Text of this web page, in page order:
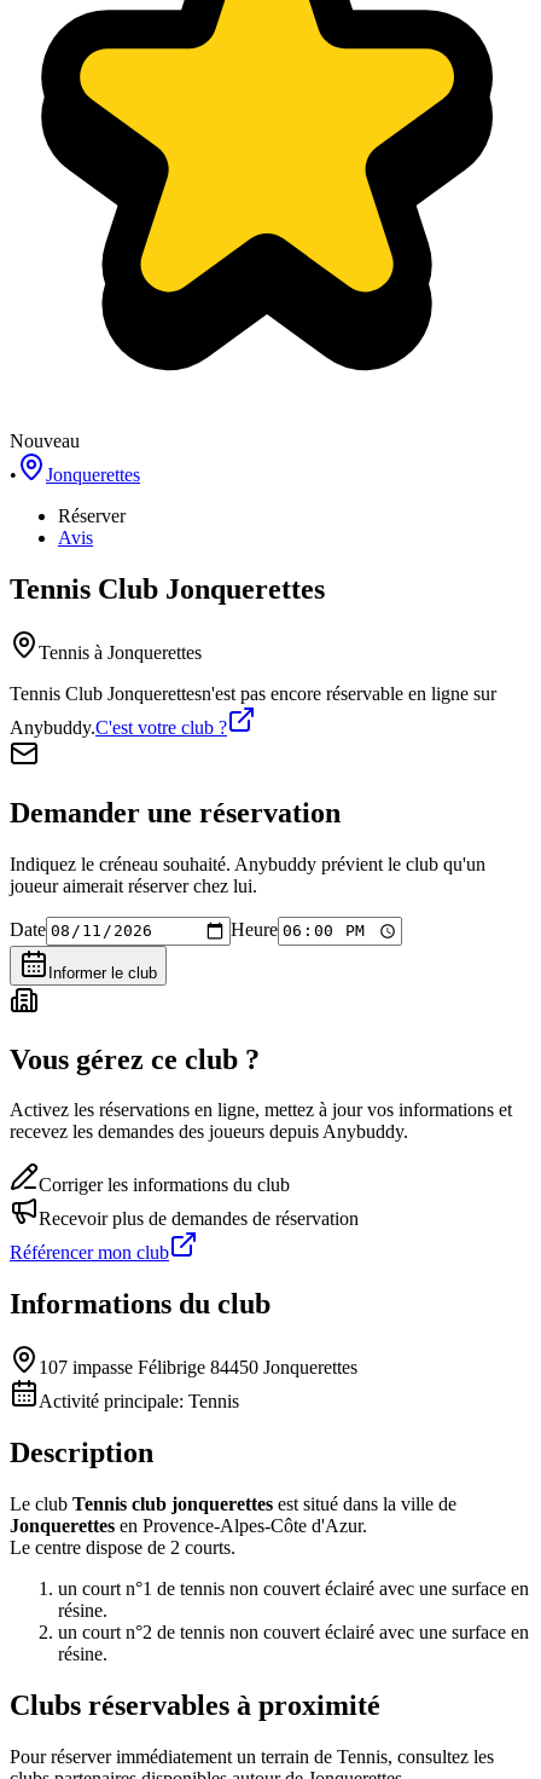
Nouveau
•
Jonquerettes
Réserver
Avis
Tennis Club Jonquerettes
Tennis à Jonquerettes
Tennis Club Jonquerettesn'est pas encore réservable en ligne sur
Anybuddy.C'est votre club ?
Demander une réservation
Indiquez le créneau souhaité. Anybuddy prévient le club qu'un
joueur aimerait réserver chez lui.
Date Heure
Informer le club
Vous gérez ce club ?
Activez les réservations en ligne, mettez à jour vos informations et
recevez les demandes des joueurs depuis Anybuddy.
Corriger les informations du club
Recevoir plus de demandes de réservation
Référencer mon club
Informations du club
107 impasse Félibrige 84450 Jonquerettes
Activité principale: Tennis
Description
Le club Tennis club jonquerettes est situé dans la ville de
Jonquerettes en Provence-Alpes-Côte d'Azur.
Le centre dispose de 2 courts.
un court n°1 de tennis non couvert éclairé avec une surface en
résine.
un court n°2 de tennis non couvert éclairé avec une surface en
résine.
Clubs réservables à proximité
Pour réserver immédiatement un terrain de Tennis, consultez les